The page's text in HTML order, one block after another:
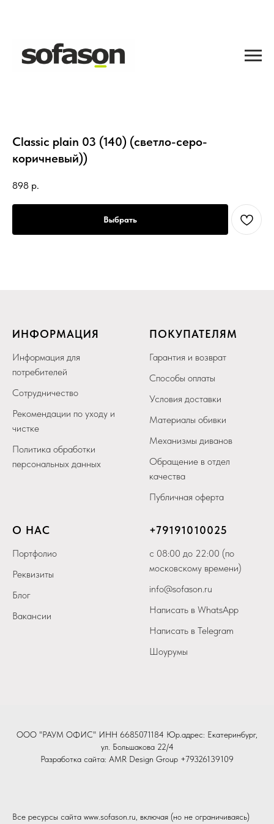
Classic plain 03 (140) (светло-серо-
коричневый))
898 р.
Выбрать
ИНФОРМАЦИЯ
Информация для
потребителей
Сотрудничество
Рекомендации по уходу и
чистке
Политика обработки
персональных данных
ПОКУПАТЕЛЯМ
Гарантия и возврат
Способы оплаты
Условия доставки
Материалы обивки
Механизмы диванов
Обращение в отдел
качества
Публичная оферта
О НАС
Портфолио
Реквизиты
Блог
Вакансии
+79191010025
с 08:00 до 22:00 (по
московскому времени)
info@sofason.ru
Написать в WhatsApp
Написать в Telegram
Шоурумы
ООО "РАУМ ОФИС" ИНН 6685071184 Юр.адрес: Екатеринбург,
ул. Большакова 22/4
Разработка сайта: AMR Design Group +79326139109
Все ресурсы сайта www.sofason.ru, включая (но не ограничиваясь)